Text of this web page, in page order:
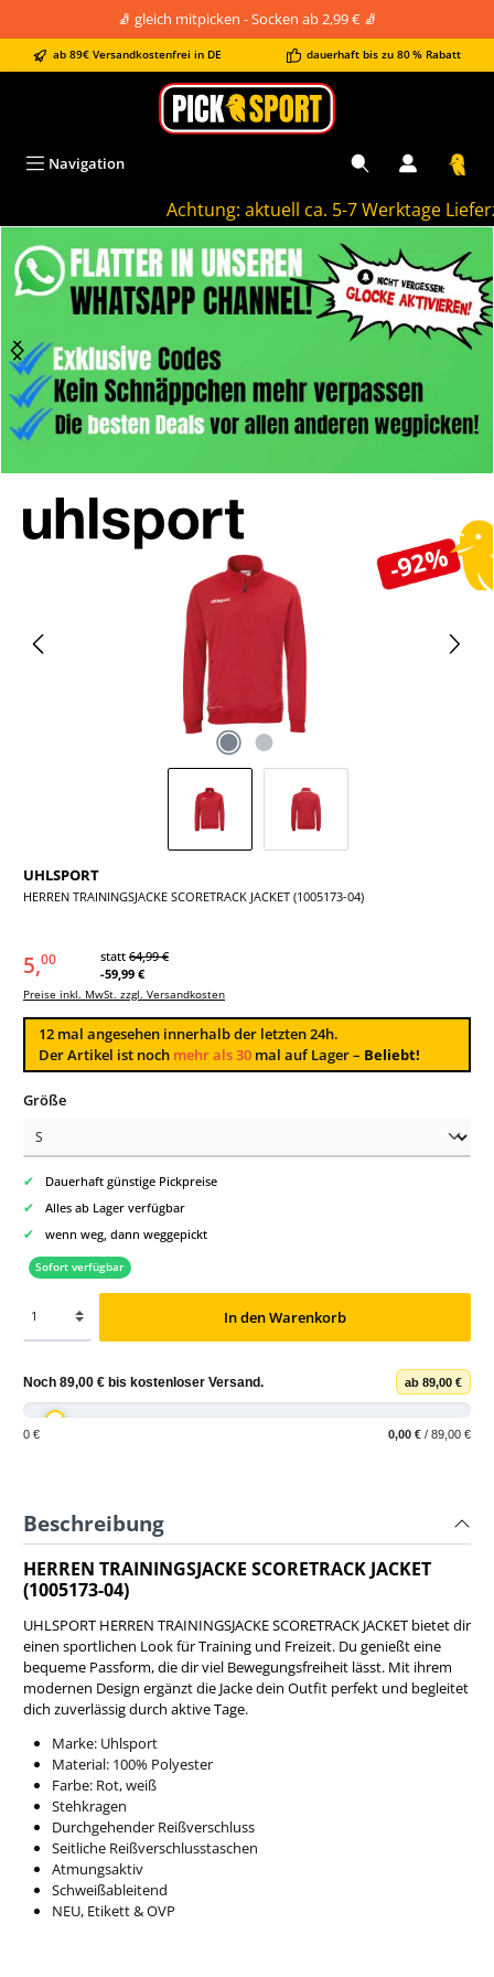
🧦 gleich mitpicken - Socken ab 2,99 € 🧦
ab 89€ Versandkostenfrei in DE dauerhaft bis zu 80 % Rabatt
Achtung: aktuell ca. 5-7 Werktage
Navigation
-92%
Bildergalerie überspringen
UHLSPORT
HERREN TRAININGSJACKE SCORETRACK JACKET (1005173-04)
5,00 statt 64,99 €
-59,99 €
Preise inkl. MwSt. zzgl. Versandkosten
12 mal angesehen innerhalb der letzten 24h.
Der Artikel ist noch mehr als 30 mal auf Lager – Beliebt!
Größeauswählen
✔ Dauerhaft günstige Pickpreise
✔ Alles ab Lager verfügbar
✔ wenn weg, dann weggepickt
Sofort verfügbar
In den Warenkorb
Noch 89,00 € bis kostenloser Versand. ab 89,00 €
0 € 0,00 € / 89,00 €
Beschreibung
HERREN TRAININGSJACKE SCORETRACK JACKET
(1005173-04)
UHLSPORT HERREN TRAININGSJACKE SCORETRACK JACKET bietet dir
einen sportlichen Look für Training und Freizeit. Du genießt eine
bequeme Passform, die dir viel Bewegungsfreiheit lässt. Mit ihrem
modernen Design ergänzt die Jacke dein Outfit perfekt und begleitet
dich zuverlässig durch aktive Tage.
Marke: Uhlsport
Material: 100% Polyester
Farbe: Rot, weiß
Stehkragen
Durchgehender Reißverschluss
Seitliche Reißverschlusstaschen
Atmungsaktiv
Schweißableitend
NEU, Etikett & OVP